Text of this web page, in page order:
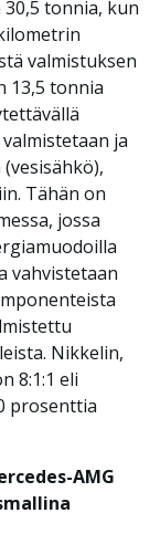
tonnia, kun
valmistuksen
13,5 tonnia
ja
Tähän on
jossa
vahvistetaan
Nikkelin,
8:1:1 eli
prosenttia
AMG